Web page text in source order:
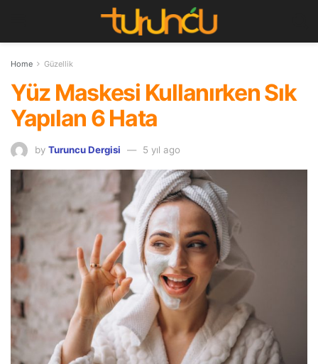
Home Güzellik
Yüz Maskesi Kullanırken Sık
Yapılan 6 Hata
by Turuncu Dergisi 5 yıl ago